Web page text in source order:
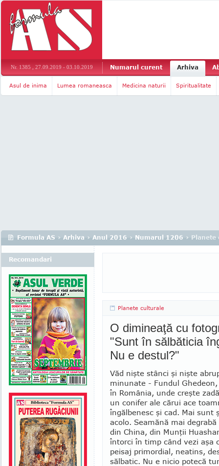
Nr. 1385 , 27.09.2019 - 03.10.2019 Numarul curent Arhiva
Asul de inima Lumea romaneasca Medicina naturii Spiritualitate
Formula AS › Arhiva › Anul 2016 › Numarul 1206 ›
Planete culturale
O dimineaţă cu
"Sunt în sălbăticia
Nu e destul?"
Văd nişte stânci şi nişte
minunate - Fundul
în România, unde creş­te
un conifer ale cărui ace
îngălbenesc şi cad. Mai sunt
acolo. Seamănă mai
din China, din Munţii
întorci în timp când vezi aşa
peisaj primordial, neatins,
sălbatic. Nu e nicio potecă
Recomandari